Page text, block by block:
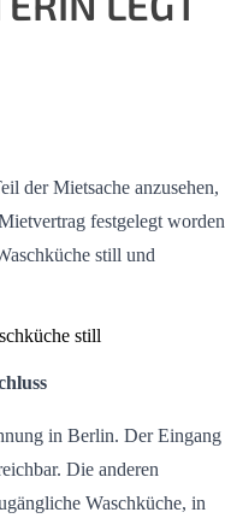
der Mietsache anzusehen,
festgelegt worden
still und
in Berlin. Der Eingang
Die anderen
Waschküche, in